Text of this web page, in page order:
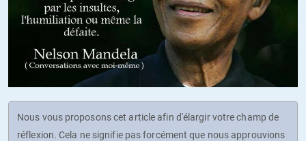
Nous vous proposons cet article afin d'élargir votre champ de
réflexion. Cela ne signifie pas forcément que nous approuvions